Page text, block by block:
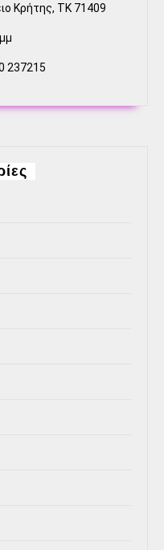
Κρήτης, ΤΚ 71409
237215